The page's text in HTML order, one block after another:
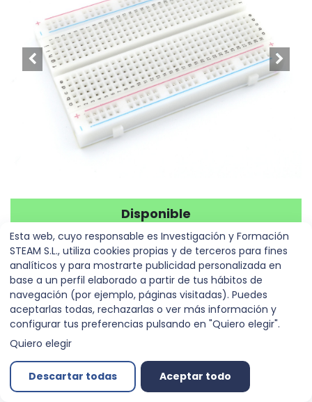
Disponible
Protoboard 400 puntos
Referencia: 00010962
2,35€
Agregar al carrito
Esta web, cuyo responsable es Investigación y Formación
STEAM S.L., utiliza cookies propias y de terceros para fines
analíticos y para mostrarte publicidad personalizada en
base a un perfil elaborado a partir de tus hábitos de
navegación (por ejemplo, páginas visitadas). Puedes
aceptarlas todas, rechazarlas o ver más información y
configurar tus preferencias pulsando en "Quiero elegir".
Quiero elegir
Descartar todas Aceptar todo